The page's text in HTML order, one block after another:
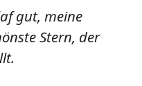
gut, meine
Stern, der